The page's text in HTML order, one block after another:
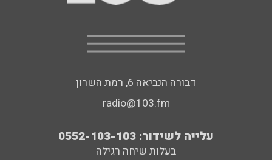
דבורה הנביאה 6, רמת השרון
radio@103.fm
עלייה לשידור: 0552-103-103
בעלות שיחה רגילה